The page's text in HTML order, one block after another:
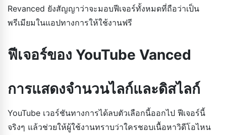
Revanced ยังสัญญาว่าจะมอบฟีเจอร์ทั้งหมดที่ถือว่าเป็น
พรีเมียมในแอปทางการให้ใช้งานฟรี
ฟีเจอร์ของ YouTube Vanced
การแสดงจำนวนไลก์และดิสไลก์
YouTube เวอร์ชันทางการได้ลบตัวเลือกนี้ออกไป ฟีเจอร์นี้
จริงๆ แล้วช่วยให้ผู้ใช้งานทราบว่าใครชอบเนื้อหาวิดีโอไหน